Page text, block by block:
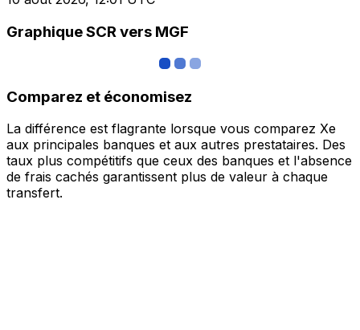
Graphique SCR vers MGF
Comparez et économisez
La différence est flagrante lorsque vous comparez Xe
aux principales banques et aux autres prestataires. Des
taux plus compétitifs que ceux des banques et l'absence
de frais cachés garantissent plus de valeur à chaque
transfert.